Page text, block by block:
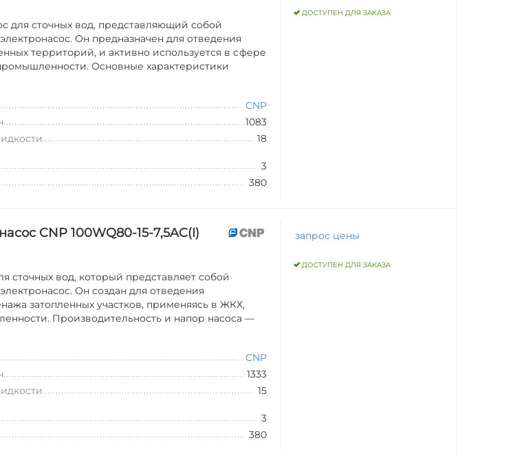
для сточных вод, представляющий собой
Он предназначен для отведения
территорий, и активно используется в сфере
Основные характеристики
CNP
1083
18
3
380
ДОСТУПЕН ДЛЯ ЗАКАЗА
CNP 100WQ80-15-7,5AC(I)
сточных вод, который представляет собой
Он создан для отведения
затопленных участков, применяясь в ЖКХ,
Производительность и напор насоса —
CNP
1333
15
3
380
запрос цены
ДОСТУПЕН ДЛЯ ЗАКАЗА